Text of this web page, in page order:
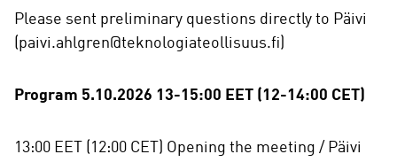
Please sent preliminary questions directly to Päivi
(paivi.ahlgren@teknologiateollisuus.fi)
Program 5.10.2026 13-15:00 EET (12-14:00 CET)
13:00 EET (12:00 CET) Opening the meeting / Päivi